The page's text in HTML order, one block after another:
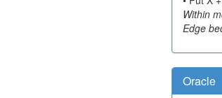
Within
Edge
Oracle